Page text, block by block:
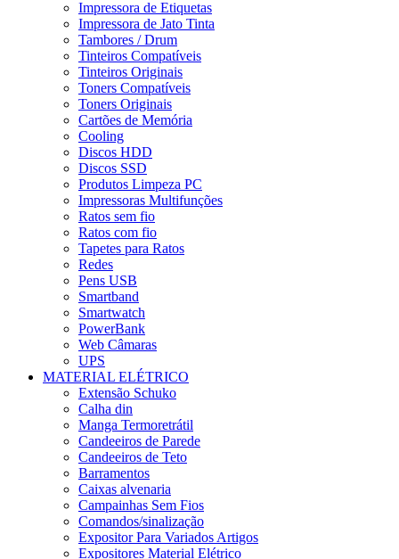
Impressora de Etiquetas
Impressora de Jato Tinta
Tambores / Drum
Tinteiros Compatíveis
Tinteiros Originais
Toners Compatíveis
Toners Originais
Cartões de Memória
Cooling
Discos HDD
Discos SSD
Produtos Limpeza PC
Impressoras Multifunções
Ratos sem fio
Ratos com fio
Tapetes para Ratos
Redes
Pens USB
Smartband
Smartwatch
PowerBank
Web Câmaras
UPS
MATERIAL ELÉTRICO
Extensão Schuko
Calha din
Manga Termoretrátil
Candeeiros de Parede
Candeeiros de Teto
Barramentos
Caixas alvenaria
Campainhas Sem Fios
Comandos/sinalização
Expositor Para Variados Artigos
Expositores Material Elétrico